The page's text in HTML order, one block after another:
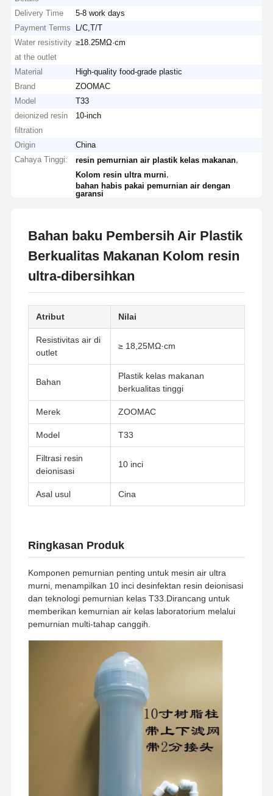
Delivery Time
5-8 work days
Payment Terms
L/C,T/T
Water resistivity
at the outlet
≥18.25MΩ·cm
Material
High-quality food-grade plastic
Brand
ZOOMAC
Model
T33
deionized resin
filtration
10-inch
Origin
China
Cahaya Tinggi:
resin pemurnian air plastik kelas makanan
Kolom resin ultra murni
bahan habis pakai pemurnian air dengan
garansi
Bahan baku Pembersih Air Plastik
Berkualitas Makanan Kolom resin
ultra-dibersihkan
Atribut Nilai
Resistivitas air di
outlet
≥ 18,25MΩ·cm
Bahan
Plastik kelas makanan
berkualitas tinggi
Merek ZOOMAC
Model T33
Filtrasi resin
deionisasi
10 inci
Asal usul Cina
Ringkasan Produk
Komponen pemurnian penting untuk mesin air ultra
murni, menampilkan 10 inci desinfektan resin deionisasi
dan teknologi pemurnian kelas T33.Dirancang untuk
memberikan kemurnian air kelas laboratorium melalui
pemurnian multi-tahap canggih.